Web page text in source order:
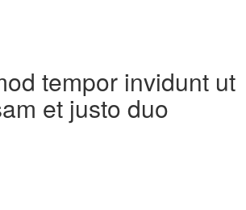
tempor invidunt ut
et justo duo